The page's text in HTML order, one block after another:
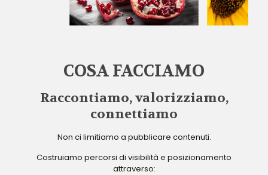
COSA FACCIAMO
Raccontiamo, valorizziamo,
connettiamo
Non ci limitiamo a pubblicare contenuti.
Costruiamo percorsi di visibilità e posizionamento
attraverso: